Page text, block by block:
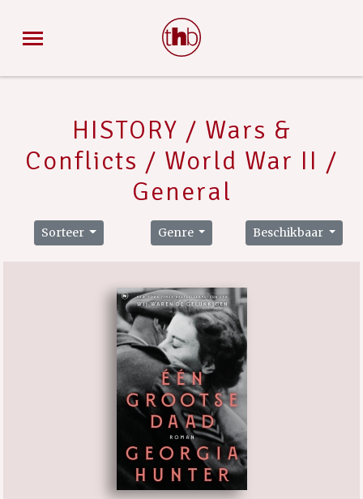
HISTORY / Wars &
Conflicts / World War II /
General
Sorteer Genre Beschikbaar